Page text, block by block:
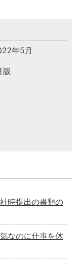
年5月
版
時提出の書類の
なのに仕事を休